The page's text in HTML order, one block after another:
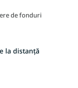
de fonduri
la distanță